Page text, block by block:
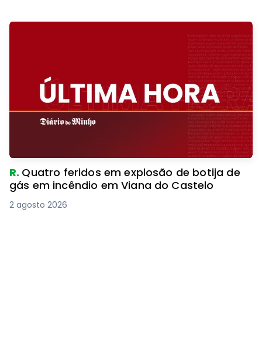
R. Quatro feridos em explosão de botija de
gás em incêndio em Viana do Castelo
2 agosto 2026